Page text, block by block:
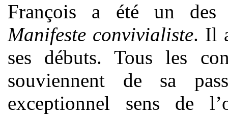
François a été un des
Manifeste convivialiste. Il
ses débuts. Tous les
souviennent de sa
exceptionnel sens de